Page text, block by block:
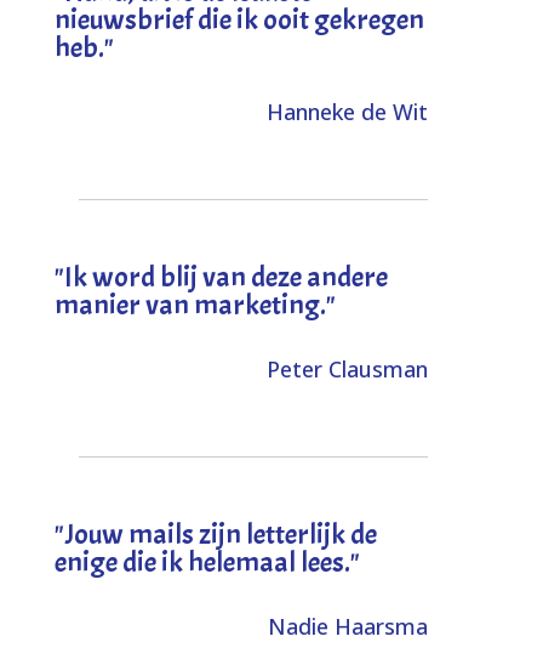
nieuwsbrief die ik ooit gekregen
heb."
Hanneke de Wit
"Ik word blij van deze andere
manier van marketing."
Peter Clausman
"Jouw mails zijn letterlijk de
enige die ik helemaal lees."
Nadie Haarsma